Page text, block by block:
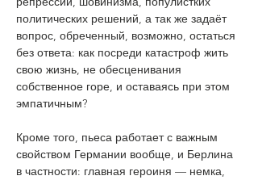
политических решений, а так же задаёт
вопрос, обреченный, возможно, остаться
без ответа: как посреди катастроф жить
свою жизнь, не обесценивания
собственное горе, и оставаясь при этом
эмпатичным?
Кроме того, пьеса работает с важным
свойством Германии вообще, и Берлина
в частности: главная героиня — немка,